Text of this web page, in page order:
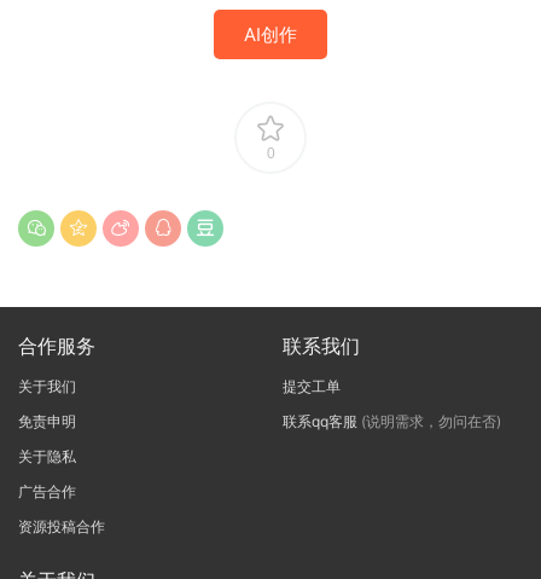
AI创作
0
合作服务
关于我们
免责申明
关于隐私
广告合作
资源投稿合作
联系我们
提交工单
联系qq客服 (说明需求，勿问在否)